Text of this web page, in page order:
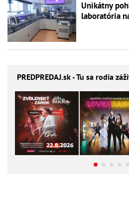
Unikátny
laboratória
PREDPREDAJ.sk - Tu sa rodia